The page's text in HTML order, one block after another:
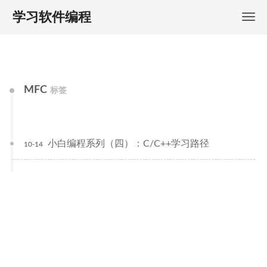
学习软件编程
MFC 标签
小白编程系列（四）：C/C++学习路径
10-14